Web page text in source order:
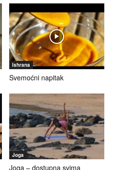
Ishrana
Svemoćni napitak
Joga
Joga – dostupna svima